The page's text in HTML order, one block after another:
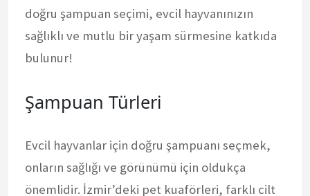
doğru şampuan seçimi, evcil hayvanınızın
sağlıklı ve mutlu bir yaşam sürmesine katkıda
bulunur!
Şampuan Türleri
Evcil hayvanlar için doğru şampuanı seçmek,
onların sağlığı ve görünümü için oldukça
önemlidir. İzmir’deki pet kuaförleri, farklı cilt